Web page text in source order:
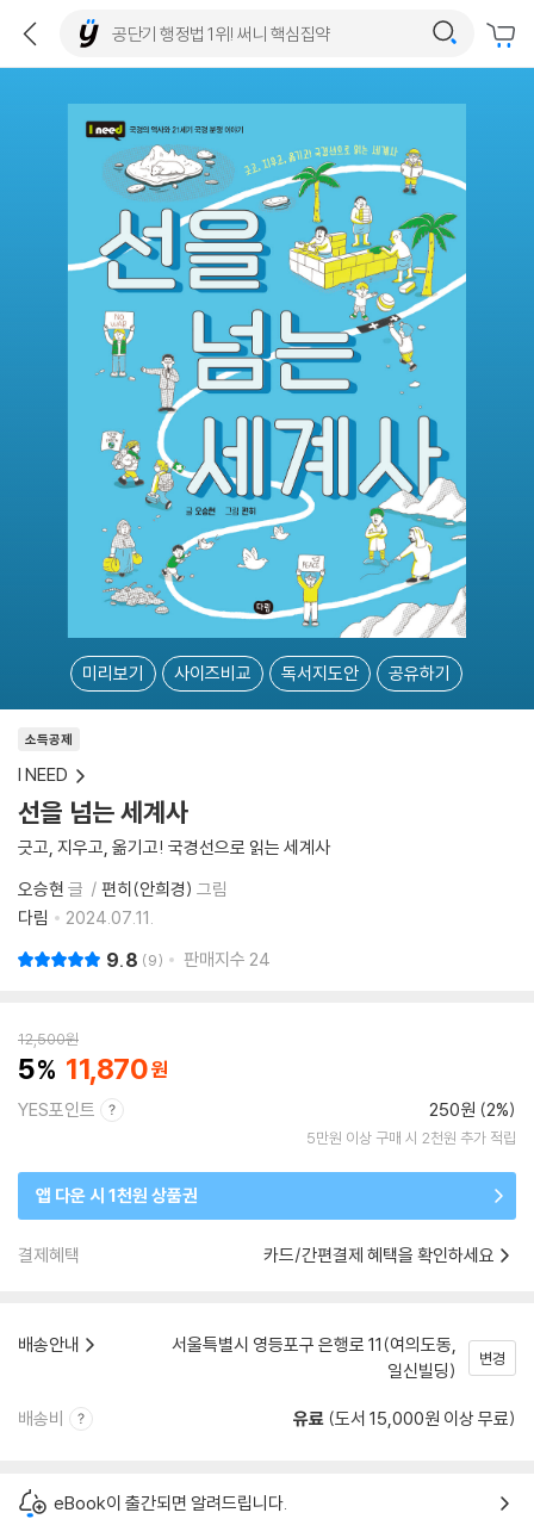
미리보기 사이즈비교 독서지도안 공유하기
소득공제
I NEED
선을 넘는 세계사
긋고, 지우고, 옮기고! 국경선으로 읽는 세계사
오승현 글 편히(안희경) 그림
다림
2024.07.11.
9.8 9 판매지수 24
12,500원
5 11,870
YES포인트 250원 (2%)
5만원 이상 구매 시 2천원 추가 적립
앱 다운 시 1천원 상품권
결제혜택 카드/간편결제 혜택을 확인하세요
배송안내
서울특별시 영등포구 은행로 11(여의도동,
일신빌딩)
변경
배송비 유료 (도서 15,000원 이상 무료)
eBook이 출간되면 알려드립니다.